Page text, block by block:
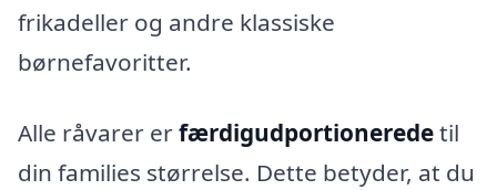
frikadeller og andre klassiske
børnefavoritter.
Alle råvarer erfærdigudportioneredetil
din families størrelse. Dette betyder, at du